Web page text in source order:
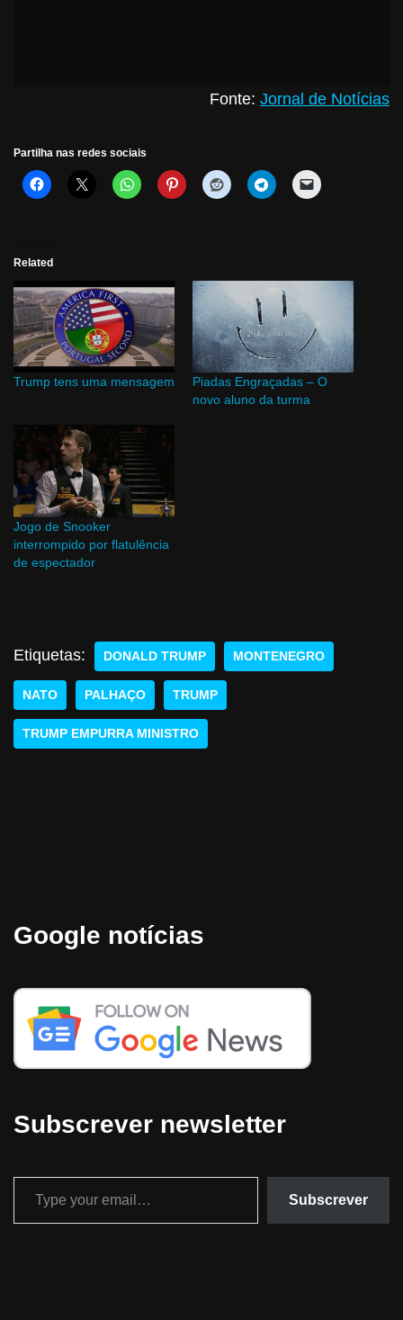
Fonte: Jornal de Notícias
Partilha nas redes sociais
Related
Trump tens uma mensagem
Piadas Engraçadas – O
novo aluno da turma
Jogo de Snooker
interrompido por flatulência
de espectador
Etiquetas: DONALD TRUMP MONTENEGRO
NATO PALHAÇO TRUMP
TRUMP EMPURRA MINISTRO
Google notícias
Subscrever newsletter
Subscrever